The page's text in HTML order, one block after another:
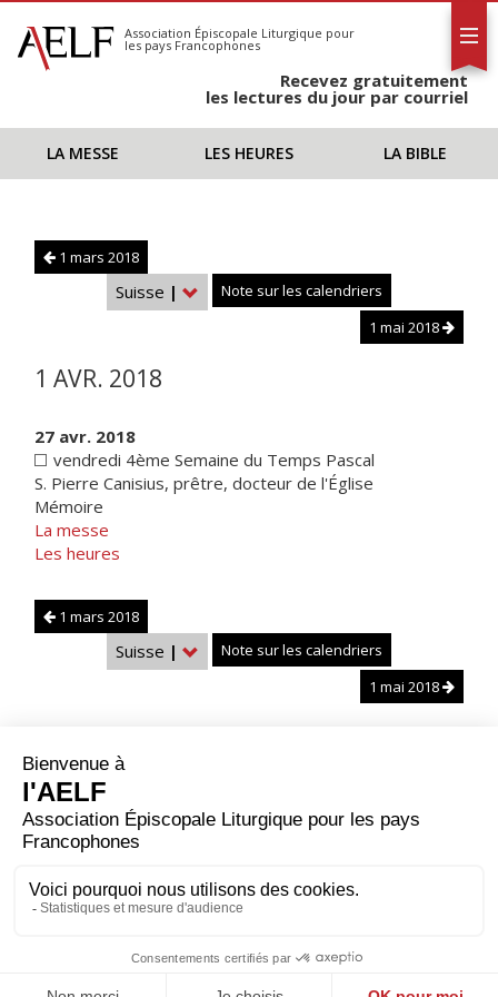
S'abonner
Calendrier
Association Épiscopale Liturgique pour
les pays Francophones
Recevez gratuitement
les lectures du jour par courriel
LA MESSE LES HEURES LA BIBLE
1 mars 2018
Suisse |
Note sur les calendriers
1 mai 2018
1 AVR. 2018
27 avr. 2018
vendredi 4ème Semaine du Temps Pascal
S. Pierre Canisius, prêtre, docteur de l'Église
Mémoire
La messe
Les heures
1 mars 2018
Suisse |
Note sur les calendriers
1 mai 2018